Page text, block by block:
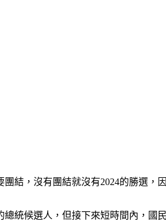
結，沒有團結就沒有2024的勝選
統候選人，但接下來短時間內，